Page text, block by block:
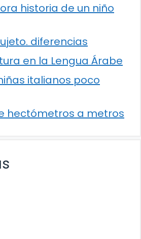
historia de un niño
diferencias
en la Lengua Árabe
italianos poco
hectómetros a metros